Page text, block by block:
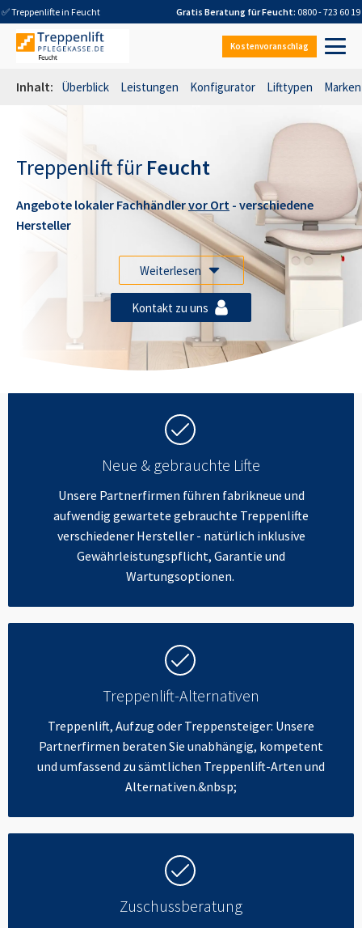
✅ Treppenlifte in Feucht Gratis Beratung fürFeucht: 0800 - 723 60 19
Kostenvoranschlag
Inhalt: Überblick Leistungen Konfigurator Lifttypen Marken
Treppenlift für Feucht
Angebote lokaler Fachhändlervor Ort - verschiedene
Hersteller
Weiterlesen
Kontakt zu uns
Neue & gebrauchte Lifte
Unsere Partnerfirmen führen fabrikneue und
aufwendig gewartete gebrauchte Treppenlifte
verschiedener Hersteller - natürlich inklusive
Gewährleistungspflicht, Garantie und
Wartungsoptionen.
Treppenlift-Alternativen
Treppenlift, Aufzug oder Treppensteiger: Unsere
Partnerfirmen beraten Sie unabhängig, kompetent
und umfassend zu sämtlichen Treppenlift-Arten und
Alternativen.&nbsp;
Zuschussberatung